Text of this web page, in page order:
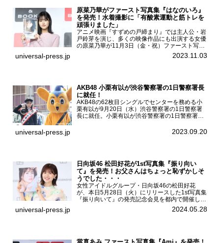
原菜乃華がファースト写真集『はなのいろ』
を発売！水着撮影に「有酸素運動と筋トレを
頑張りました」
アニメ映画『すずめの戸締まり』では主人公・岩
戸鈴芽を演じ、多くの映像作品にも出演する女優
の原菜乃華が11月3日（金・祝）ファースト写真
集『はなのいろ』発売記念イベントを
HMV&BOOKS SHIBUYAで開催した。原菜乃華フ
universal-press.jp 2023.11.03
AKB48 小栗有以が渋谷警察署の1日警察署長
に就任！
AKB48の62枚目シングルでセンターを務める小
栗有以が9月20日（水）渋谷警察署の1日警察署
長に就任。小栗有以が渋谷警察署の1日警察署長
での10日間実施される令和5年 秋の全国交通安全
universal-press.jp 2023.09.20
日向坂46 松田好花が1st写真集『振り向い
て』を発売！お父さんはちょっと恥ずかしそ
うでした・・・
女性アイドルグループ・日向坂46の松田好花
が、本日5月28日（火）にリリースした1st写真集
『振り向いて』の発売記念会見を都内で開催し
た。日向坂46 松田好花1st写真集『振り向いて』
発売記念会見写真集では日向坂46の松田好花を
universal-press.jp 2024.05.28